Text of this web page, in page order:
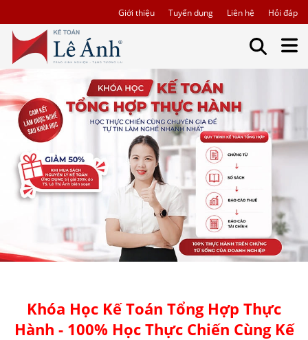
Giới thiệu Tuyển dụng Liên hệ Hỏi đáp
Khóa Học Kế Toán Tổng Hợp Thực
Hành - 100% Học Thực Chiến Cùng Kế